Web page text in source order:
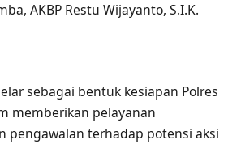
AKBP Restu Wijayanto, S.I.K.
sebagai bentuk kesiapan Polres
memberikan pelayanan
pengawalan terhadap potensi aksi